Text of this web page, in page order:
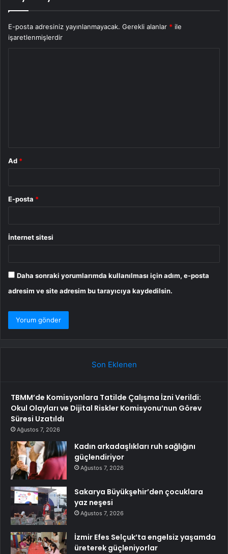
E-posta adresiniz yayınlanmayacak. Gerekli alanlar * ile
işaretlenmişlerdir
Ad *
E-posta *
İnternet sitesi
Daha sonraki yorumlarımda kullanılması için adım, e-posta
adresim ve site adresim bu tarayıcıya kaydedilsin.
Son Eklenen
TBMM’de Komisyonlara Tatilde Çalışma İzni Verildi:
Okul Olayları ve Dijital Riskler Komisyonu’nun Görev
Süresi Uzatıldı
Ağustos 7, 2026
Kadın arkadaşlıkları ruh sağlığını
güçlendiriyor
Ağustos 7, 2026
Sakarya Büyükşehir’den çocuklara
yaz neşesi
Ağustos 7, 2026
İzmir Efes Selçuk’ta engelsiz yaşamda
üreterek güçleniyorlar